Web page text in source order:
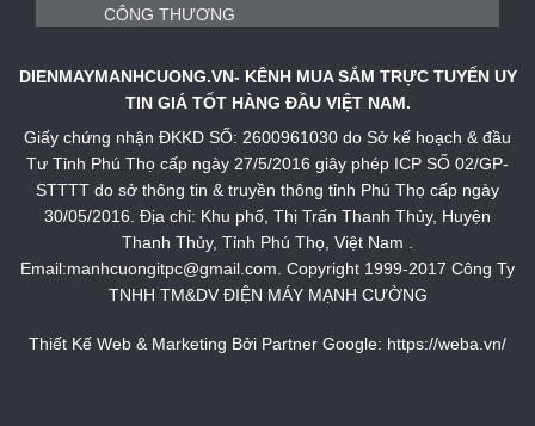
DIENMAYMANHCUONG.VN- KÊNH MUA SẮM TRỰC TUYẾN UY
TIN GIÁ TỐT HÀNG ĐẦU VIỆT NAM.
Giấy chứng nhận ĐKKD SỐ: 2600961030 do Sở kế hoạch & đầu
Tư Tỉnh Phú Thọ cấp ngày 27/5/2016 giây phép ICP SỐ 02/GP-
STTTT do sở thông tin & truyền thông tỉnh Phú Thọ cấp ngày
30/05/2016. Địa chỉ: Khu phố, Thị Trấn Thanh Thủy, Huyện
Thanh Thủy, Tỉnh Phú Thọ, Việt Nam .
Email:manhcuongitpc@gmail.com. Copyright 1999-2017 Công Ty
TNHH TM&DV ĐIỆN MÁY MẠNH CƯỜNG
Thiết Kế Web & Marketing Bởi Partner Google: https://weba.vn/